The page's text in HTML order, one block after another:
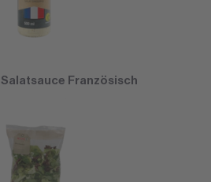
Französisch